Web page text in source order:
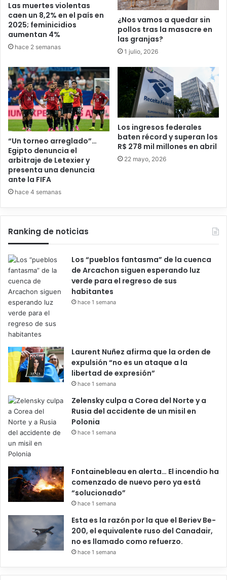
Las muertes violentas
caen un 8,2% en el país en
2025; feminicidios
aumentan 4%
hace 2 semanas
¿Nos vamos a quedar sin
pollos tras la masacre en
las granjas?
1 julio, 2026
“Un torneo arreglado”…
Egipto denuncia el
arbitraje de Letexier y
presenta una denuncia
ante la FIFA
hace 4 semanas
Los ingresos federales
baten récord y superan los
R$ 278 mil millones en abril
22 mayo, 2026
Ranking de noticias
Los “pueblos fantasma” de la cuenca
de Arcachon siguen esperando luz
verde para el regreso de sus
habitantes
hace 1 semana
Laurent Nuñez afirma que la orden de
expulsión “no es un ataque a la
libertad de expresión”
hace 1 semana
Zelensky culpa a Corea del Norte y a
Rusia del accidente de un misil en
Polonia
hace 1 semana
Fontainebleau en alerta… El incendio ha
comenzado de nuevo pero ya está
“solucionado”
hace 1 semana
Esta es la razón por la que el Beriev Be-
200, el equivalente ruso del Canadair,
no es llamado como refuerzo.
hace 1 semana